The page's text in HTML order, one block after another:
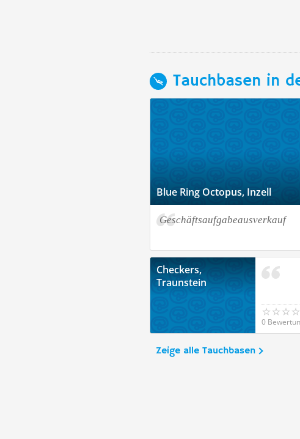
Tauchbasen in
Blue Ring Octopus, Inzell
Geschäftsaufgabeausverkauf
Checkers,
Traunstein
0
Zeige alle Tauchbasen